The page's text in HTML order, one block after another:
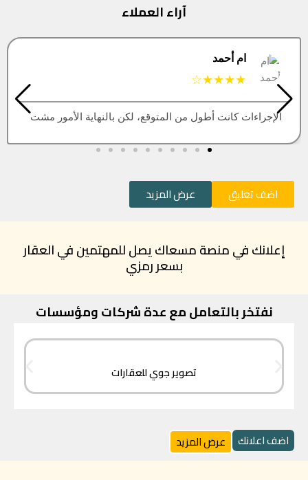
آراء العملاء
★★★★★
العقار اللي كنت أبيه طلع مباع، أتمنى التحديث يكون
اضف تعليق عرض المزيد
إعلانك في منصة مسعاك يصل للمهتمين في العقار
بسعر رمزي
نفتخر بالتعامل مع عدة شركات ومؤسسات
تصوير جوي للعقارات
اضف اعلانك عرض المزيد